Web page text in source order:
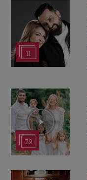
11
29